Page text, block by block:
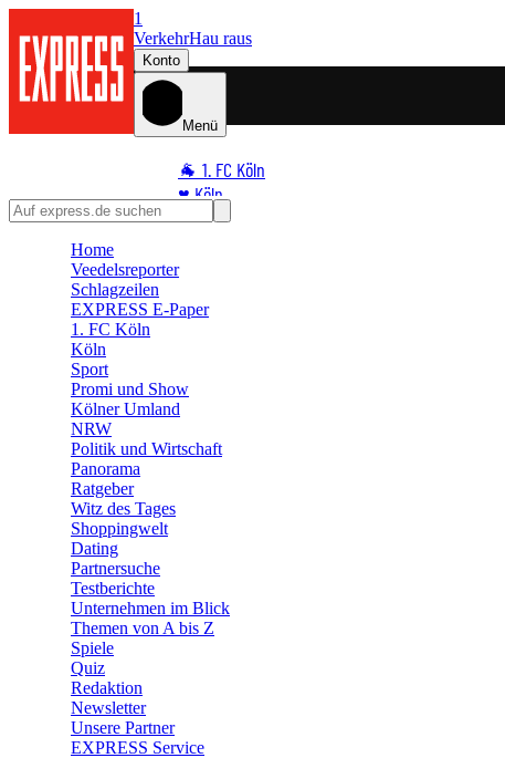
1
VerkehrHau raus
Konto
Menü
🐐 1. FC Köln
♥️ Köln
⭐ Promi
🛒 Shoppingwelt
🧩 Spiele
Home
Veedelsreporter
Schlagzeilen
EXPRESS E-Paper
1. FC Köln
Köln
Sport
Promi und Show
Kölner Umland
NRW
Politik und Wirtschaft
Panorama
Ratgeber
Witz des Tages
Shoppingwelt
Dating
Partnersuche
Testberichte
Unternehmen im Blick
Themen von A bis Z
Spiele
Quiz
Redaktion
Newsletter
Unsere Partner
EXPRESS Service